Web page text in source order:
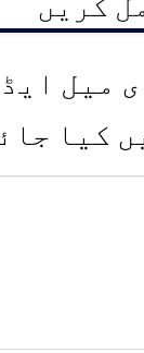
میل
کیا